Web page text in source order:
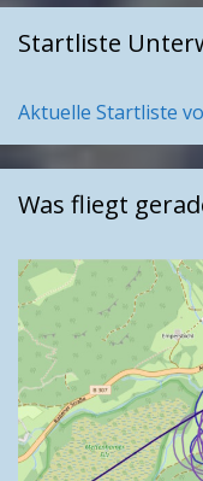
Startliste
Aktuelle Startliste
Was fliegt